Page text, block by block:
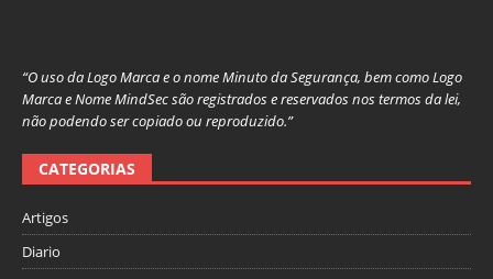
“O uso da Logo Marca e o nome Minuto da Segurança, bem como Logo
Marca e Nome MindSec são registrados e reservados nos termos da lei,
não podendo ser copiado ou reproduzido.”
CATEGORIAS
Artigos
Diario